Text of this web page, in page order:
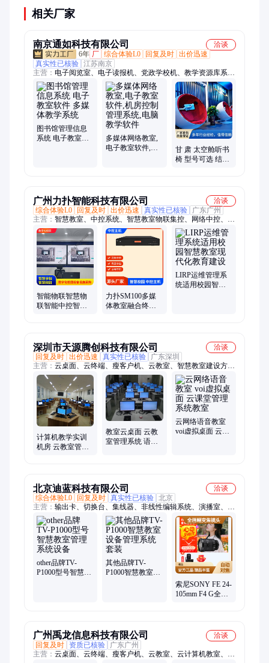
相关厂家
南京通如科技有限公司
洽谈
6年 厂 综合体验L0 回复及时 出价迅速
真实性已核验 江苏南京
主营： 电子阅览室、电子读报机、党政学校机、教学资源库系
统、数字图书馆系统、pdf电子图书馆、学习外语工具、学校教
学一体机、数字图书借阅机
图书馆管理信息
系统 电子教室软
多媒体网络教室,
电子教室软件,机
甘 肃 太空舱听书
椅 型号可选 结实
广州力扑智能科技有限公司
洽谈
综合体验L0
回复及时 出价迅速 真实性已核验
广东广州
主营： 智慧教室、中控系统、智慧教室物联集控、网络中控、物
联管控、互动录播中控
智能物联智慧物
联智能中控智能
力扑SM100多媒
体教室融合终端
LIRP运维管理系
统适用校园智慧
深圳市天源腾创科技有限公司
洽谈
回复及时 出价迅速 真实性已核验
广东深圳
主营： 云桌面、云终端、瘦客户机、云教室、智慧教室建设方
案、云桌面管理系统、机房管理软件、云桌面办公系统、电子教
室、教学管理软件、语音教学软件、云桌面厂家、电子教学软
件、VDI云桌面、VOI云桌面、桌面云一体机、超融合云桌面、
旧机房改造、云桌面一体机、电子阅览室、机房建设、桌面云软
件、云电脑、桌面云服务器、虚拟桌面
计算机教学实训
机房 云教室管理
教室云桌面 云教
室管理系统 语言
云网络语音教室
voi虚拟桌面 云课
北京迪蓝科技有限公司
洽谈
综合体验L0
回复及时 真实性已核验 北京
主营： 输出卡、切换台、集线器、非线性编辑系统、演播室、hd
分屏器、固态硬盘、磁盘阵列、单反摄像、bmd监视器、调色软
件、导播一体机、编辑工作站、非编工作站、高清监视器、bmd
直播录像机、非编辅助键盘、非编字幕软件、制作字幕软件、固
态桌面硬盘、互联液晶黑板、广播级监视器、hdmi+sdi接口120m
无、非线性编辑软件、手机平板提词器
other品牌TV-
P1000型号智慧教
其他品牌TV-
P1000智慧教室设
索尼SONY FE 24-
105mm F4 G全画
广州禹龙信息科技有限公司
洽谈
回复及时
资质已核验
广东广州
主营： 云桌面、云终端、瘦客户机、云教室、云计算机教室、迷